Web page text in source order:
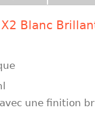
Blanc
une finition